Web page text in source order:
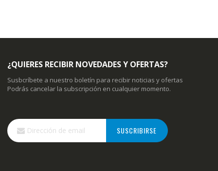
¿QUIERES RECIBIR NOVEDADES Y OFERTAS?
Susbcríbete a nuestro boletín para recibir noticias y ofertas
Podrás cancelar la subscripción en cualquier momento.
Inscríbase
a
nuestro
SUSCRIBIRSE